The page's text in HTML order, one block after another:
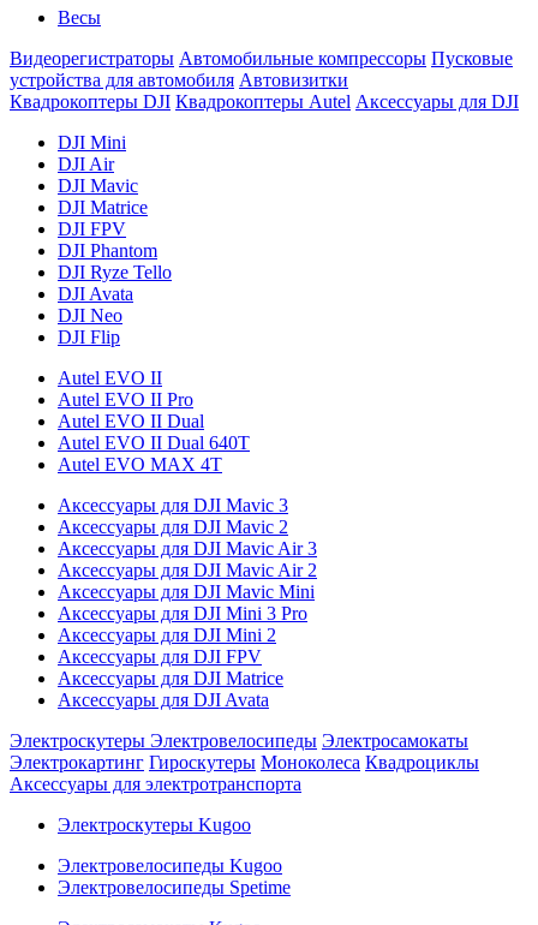
Весы
Видеорегистраторы Автомобильные компрессоры Пусковые
устройства для автомобиля Автовизитки
Квадрокоптеры DJI Квадрокоптеры Autel Аксессуары для DJI
DJI Mini
DJI Air
DJI Mavic
DJI Matrice
DJI FPV
DJI Phantom
DJI Ryze Tello
DJI Avata
DJI Neo
DJI Flip
Autel EVO II
Autel EVO II Pro
Autel EVO II Dual
Autel EVO II Dual 640T
Autel EVO MAX 4T
Аксессуары для DJI Mavic 3
Аксессуары для DJI Mavic 2
Аксессуары для DJI Mavic Air 3
Аксессуары для DJI Mavic Air 2
Аксессуары для DJI Mavic Mini
Аксессуары для DJI Mini 3 Pro
Аксессуары для DJI Mini 2
Аксессуары для DJI FPV
Аксессуары для DJI Matrice
Аксессуары для DJI Avata
Электроскутеры Электровелосипеды Электросамокаты
Электрокартинг Гироскутеры Моноколеса Квадроциклы
Аксессуары для электротранспорта
Электроскутеры Kugoo
Электровелосипеды Kugoo
Электровелосипеды Spetime